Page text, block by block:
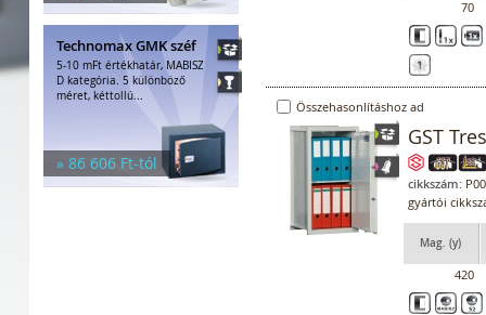
Technomax GMK széf
5-10 mFt értékhatár, MABISZ
D kategória. 5 különböző
méret, kéttollú...
» 86 606 Ft-tól
70
Összehasonlításhoz ad
GST
cikkszám:
gyártói
Mag. (y)
420